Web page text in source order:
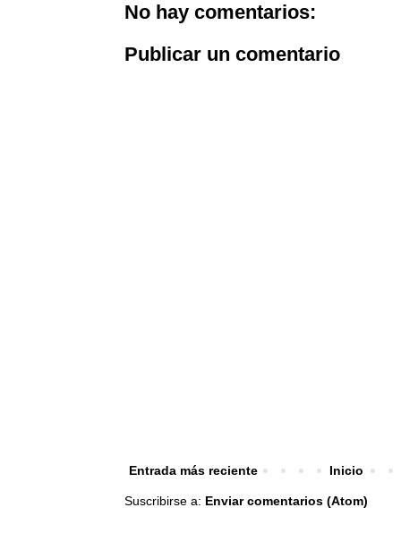
No hay comentarios:
Publicar un comentario
Entrada más reciente Inicio
Suscribirse a: Enviar comentarios (Atom)